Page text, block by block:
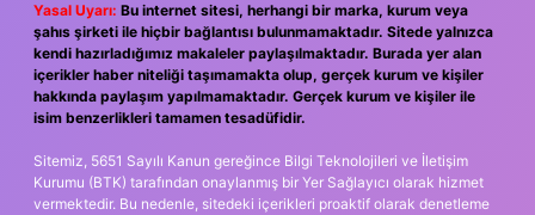
Yasal Uyarı: Bu internet sitesi, herhangi bir marka, kurum veya
şahıs şirketi ile hiçbir bağlantısı bulunmamaktadır. Sitede yalnızca
kendi hazırladığımız makaleler paylaşılmaktadır. Burada yer alan
içerikler haber niteliği taşımamakta olup, gerçek kurum ve kişiler
hakkında paylaşım yapılmamaktadır. Gerçek kurum ve kişiler ile
isim benzerlikleri tamamen tesadüfidir.
Sitemiz, 5651 Sayılı Kanun gereğince Bilgi Teknolojileri ve İletişim
Kurumu (BTK) tarafından onaylanmış bir Yer Sağlayıcı olarak hizmet
vermektedir. Bu nedenle, sitedeki içerikleri proaktif olarak denetleme